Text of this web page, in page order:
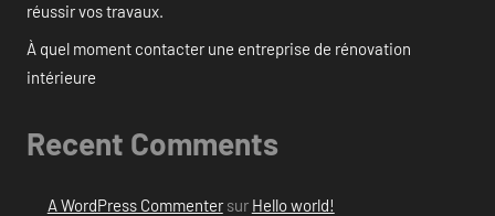
réussir vos travaux.
À quel moment contacter une entreprise de rénovation
intérieure
Recent Comments
A WordPress Commentersur Hello world!